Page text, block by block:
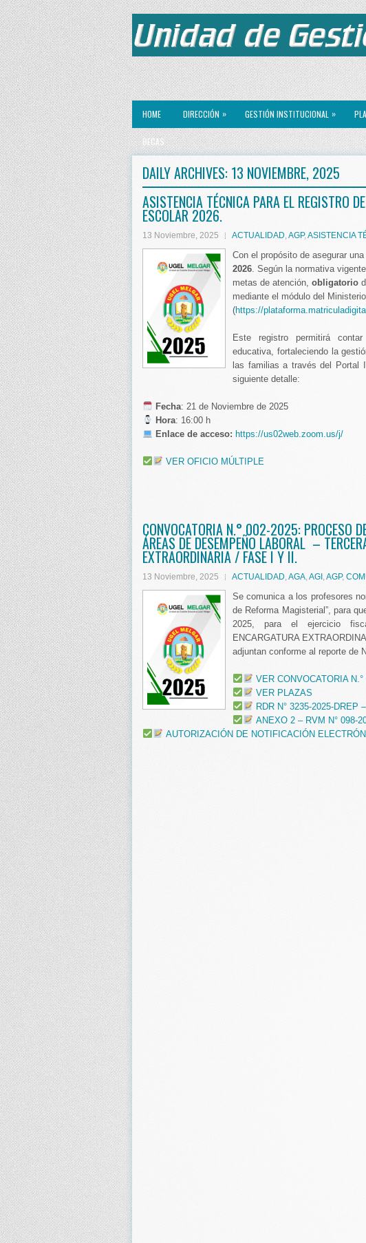
HOME DIRECCIÓN » GESTIÓN INSTITUCIONAL »
BECAS
DAILY ARCHIVES: 13 NOVIEMBRE, 2025
ASISTENCIA TÉCNICA PARA EL REGISTRO
ESCOLAR 2026.
13 Noviembre, 2025 ACTUALIDAD AGP, ASISTENCIA
Con el propósito de asegurar
2026 . Según la normativa
metas de atención, obligatorio
mediante el módulo del
(https://
Este registro permitirá
educativa, fortaleciendo la
las familias a través del Portal
siguiente detalle:
️ Fecha: 21 de Noviembre de 2025
Hora: 16:00 h
Enlace de acceso: https://us02web.zoom.us/j/
VER OFICIO MÚLTIPLE
CONVOCATORIA N.° 002-2025: PROCESO
ÁREAS DE DESEMPEÑO LABORAL –
EXTRAORDINARIA / FASE I Y II.
13 Noviembre, 2025 ACTUALIDAD AGA AGI AGP,
Se comunica a los profesores
de Reforma Magisterial”, para
2025, para el ejercicio
ENCARGATURA
adjuntan conforme al reporte de
VER CONVOCATORIA N.°
VER PLAZAS
RDR N° 3235-2025-DREP
ANEXO 2 – RVM N° 098-
AUTORIZACIÓN DE NOTIFICACIÓN